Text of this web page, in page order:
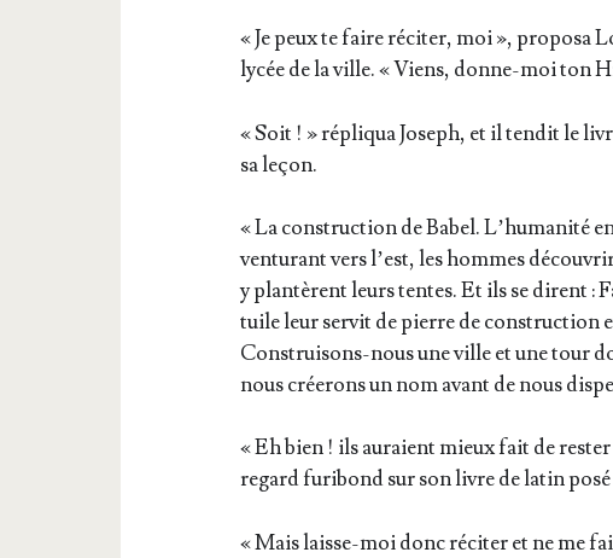
« Je peux te faire réci­ter, moi », pro­po­sa
lycée de la ville. « Viens, donne-moi ton
« Soit ! » répli­qua Joseph, et il ten­dit le
sa leçon.
« La construc­tion de Babel. L’hu­ma­ni­té
ven­tu­rant vers l’est, les hommes
y plan­tèrent leurs tentes. Et ils se dirent :
tuile leur ser­vit de pierre de construc­tion
Construi­sons-nous une ville et une tour
nous crée­rons un nom avant de nous
« Eh bien ! ils auraient mieux fait de
regard furi­bond sur son livre de latin posé
« Mais laisse-moi donc réci­ter et ne me